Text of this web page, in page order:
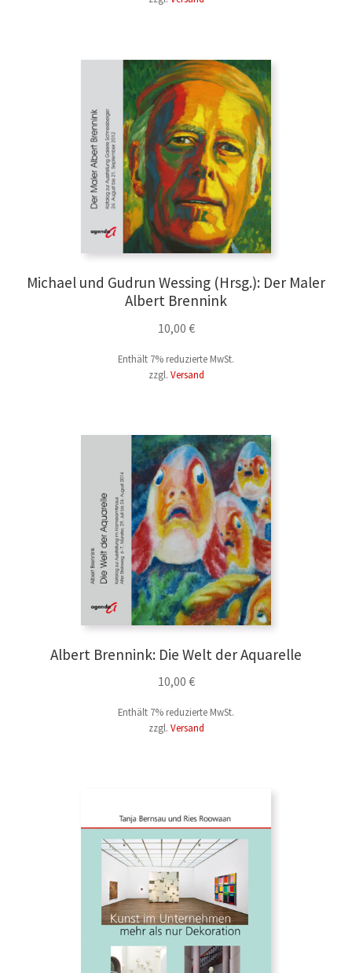
Michael und Gudrun Wessing (Hrsg.): Der Maler
Albert Brennink
10,00 €
Enthält 7% reduzierte MwSt.
zzgl. Versand
Albert Brennink: Die Welt der Aquarelle
10,00 €
Enthält 7% reduzierte MwSt.
zzgl. Versand